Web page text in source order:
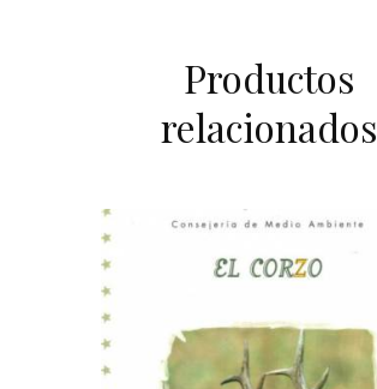
Productos
relacionados